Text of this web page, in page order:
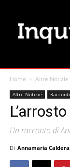
Home Altre Notizie
Altre Notizie Racconti
Un racconto di
Di Annamaria